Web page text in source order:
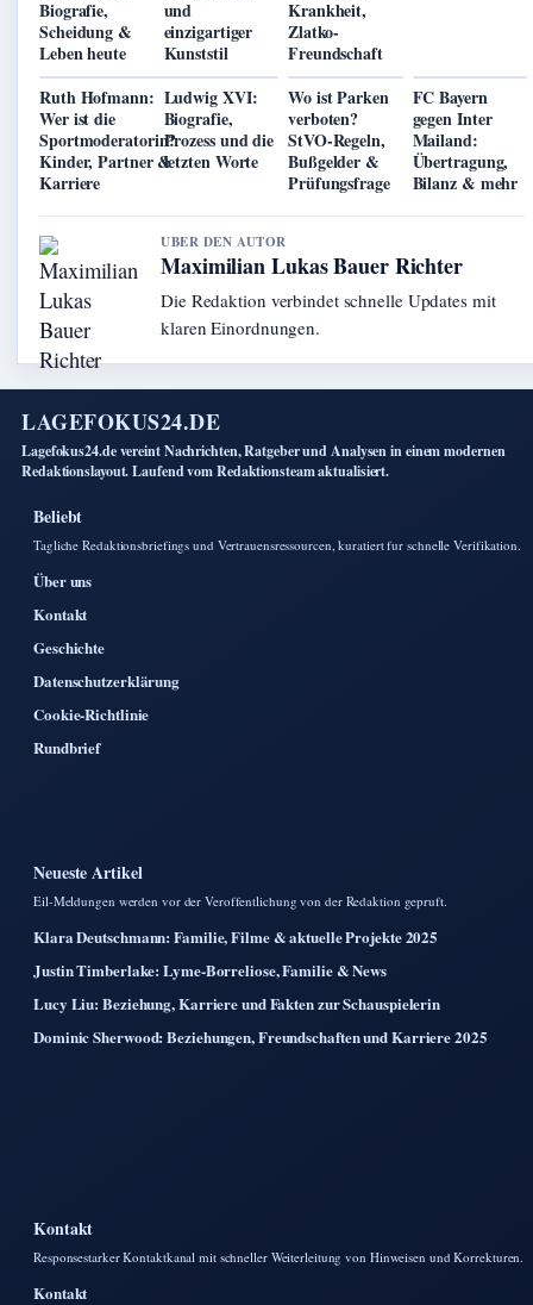
Biografie,
Scheidung &
Leben heute
und
einzigartiger
Kunststil
Krankheit,
Zlatko-
Freundschaft
Ruth Hofmann:
Wer ist die
Sportmoderatorin?
Kinder, Partner &
Karriere
Ludwig XVI:
Biografie,
Prozess und die
letzten Worte
Wo ist Parken
verboten?
StVO-Regeln,
Bußgelder &
Prüfungsfrage
FC Bayern
gegen Inter
Mailand:
Übertragung,
Bilanz & mehr
UBER DEN AUTOR
Maximilian Lukas Bauer Richter
Die Redaktion verbindet schnelle Updates mit
klaren Einordnungen.
LAGEFOKUS24.DE
Lagefokus24.de vereint Nachrichten, Ratgeber und Analysen in einem modernen
Redaktionslayout. Laufend vom Redaktionsteam aktualisiert.
Beliebt
Tagliche Redaktionsbriefings und Vertrauensressourcen, kuratiert fur schnelle Verifikation.
Über uns
Kontakt
Geschichte
Datenschutzerklärung
Cookie-Richtlinie
Rundbrief
Neueste Artikel
Eil-Meldungen werden vor der Veroffentlichung von der Redaktion gepruft.
Klara Deutschmann: Familie, Filme & aktuelle Projekte 2025
Justin Timberlake: Lyme-Borreliose, Familie & News
Lucy Liu: Beziehung, Karriere und Fakten zur Schauspielerin
Dominic Sherwood: Beziehungen, Freundschaften und Karriere 2025
Kontakt
Responsestarker Kontaktkanal mit schneller Weiterleitung von Hinweisen und Korrekturen.
Kontakt